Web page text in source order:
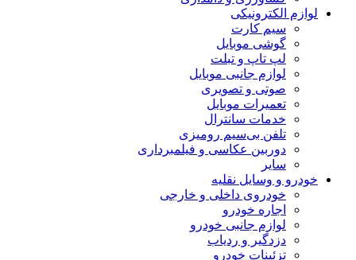
لوازم الکترونیکی
سیم کارت
گوشی موبایل
لپ تاپ و تبلت
لوازم جانبی موبایل
صوتی و تصویری
تعمیرات موبایل
خدمات سانترال
تلفن بی‌سیم رومیزی
دوربین عکاسی و فیلمبرداری
سایر
خودرو و وسایل نقلیه
خودروی داخلی و خارجی
اجاره خودرو
لوازم جانبی خودرو
دزدگیر و ردیاب
تزئینات خودرو